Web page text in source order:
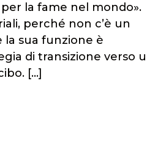
la fame nel mondo».
perché non c’è un
la sua funzione è
di transizione verso
[…]